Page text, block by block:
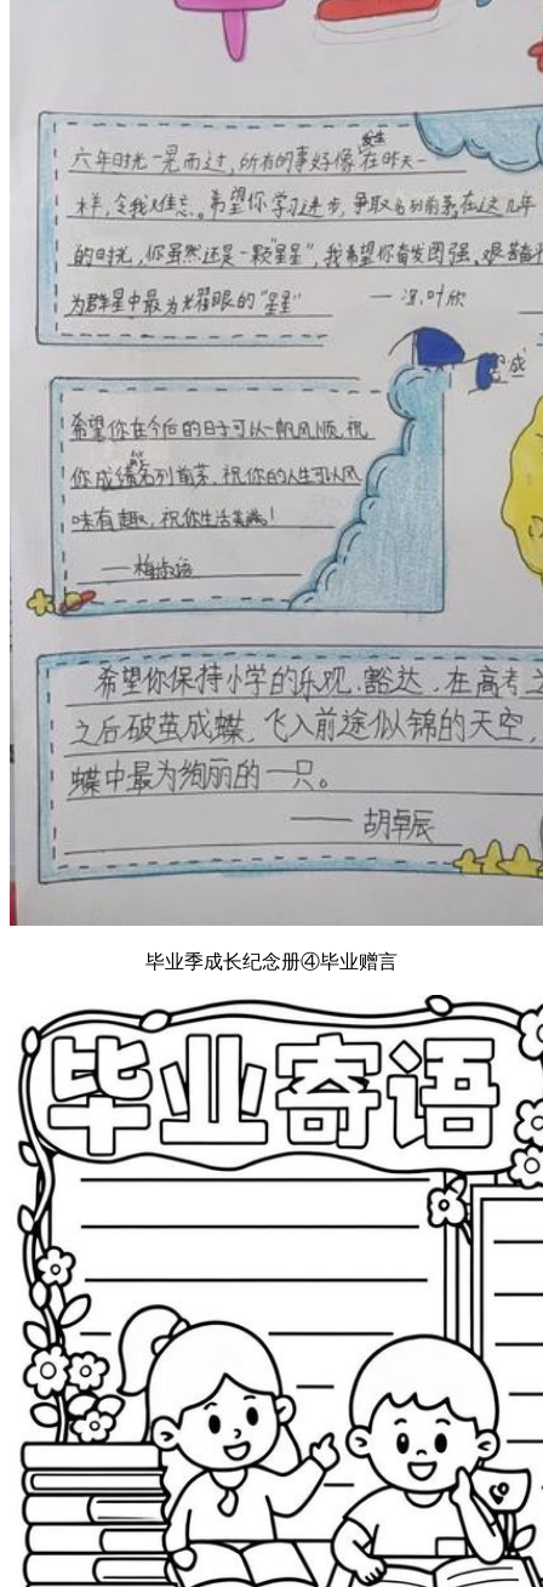
毕业季成长纪念册④毕业赠言